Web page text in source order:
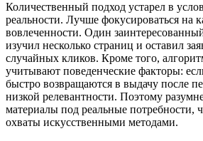
Количественный подход устарел в
реальности. Лучше фокусироваться на
вовлеченности. Один
изучил несколько страниц и оставил
случайных кликов. Кроме того,
учитывают поведенческие факторы:
быстро возвращаются в выдачу после
низкой релевантности. Поэтому
материалы под реальные потребности,
охваты искусственными методами.